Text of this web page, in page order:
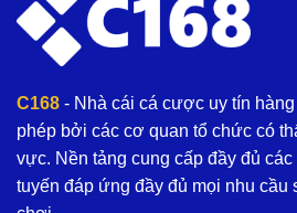
C168 - Nhà cái cá cược uy tín
phép bởi các cơ quan tổ chức có
vực. Nền tảng cung cấp đầy đủ
tuyến đáp ứng đầy đủ mọi nhu